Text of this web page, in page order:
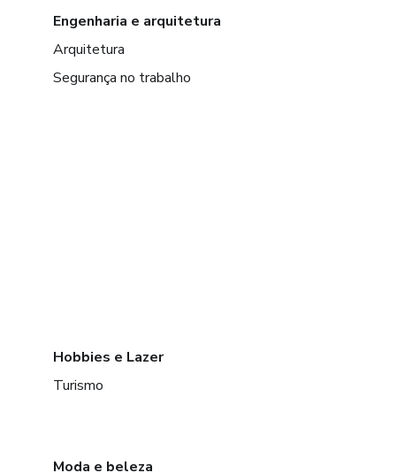
Engenharia e arquitetura
Arquitetura
Segurança no trabalho
Hobbies e Lazer
Turismo
Moda e beleza